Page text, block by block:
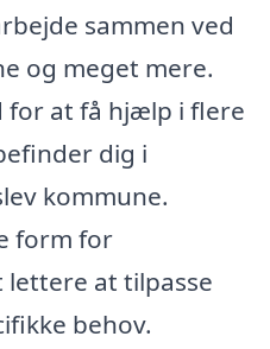
sammen ved
og meget mere.
for at få hjælp i flere
dig i
kommune.
form for
at tilpasse
behov.